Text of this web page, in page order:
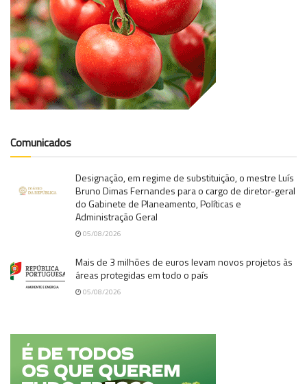
Comunicados
Designação, em regime de substituição, o mestre Luís
Bruno Dimas Fernandes para o cargo de diretor-geral
do Gabinete de Planeamento, Políticas e
Administração Geral
05/08/2026
Mais de 3 milhões de euros levam novos projetos às
áreas protegidas em todo o país
05/08/2026